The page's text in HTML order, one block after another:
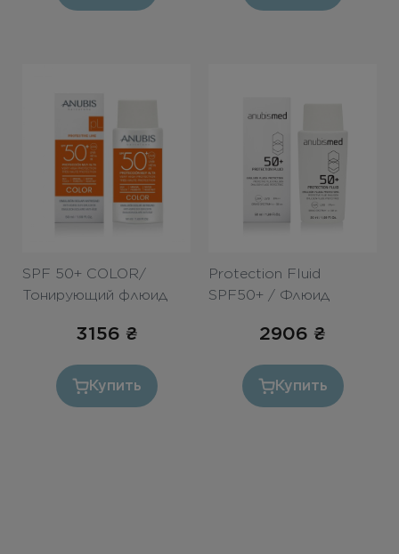
SPF 50+ COLOR/
Тонирующий флюид
3156 ₴
Купить
Protection Fluid
SPF50+ / Флюид
50+ 50ml2906 ₴
Купить